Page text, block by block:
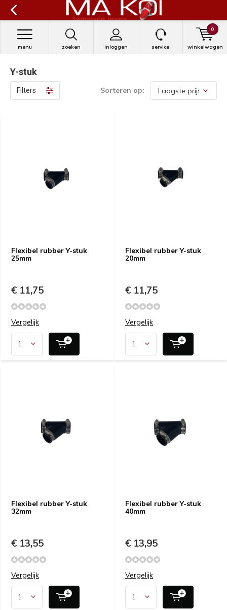
zoeken inloggen
menu service winkelwagen
0
Y-stuk
Filters Sorteren op:
Flexibel rubber Y-stuk
25mm
€ 11,75
Vergelijk
Flexibel rubber Y-stuk
20mm
€ 11,75
Vergelijk
Flexibel rubber Y-stuk
32mm
€ 13,55
Vergelijk
Flexibel rubber Y-stuk
40mm
€ 13,95
Vergelijk